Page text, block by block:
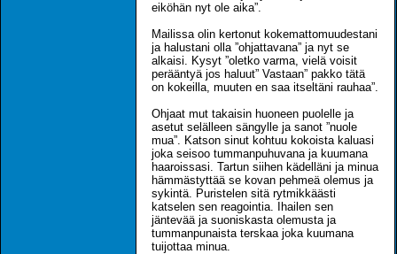
eiköhän nyt ole aika”.
Mailissa olin kertonut kokemattomuudestani
ja halustani olla ”ohjattavana” ja nyt se
alkaisi. Kysyt ”oletko varma, vielä voisit
perääntyä jos haluut” Vastaan” pakko tätä
on kokeilla, muuten en saa itseltäni rauhaa”.
Ohjaat mut takaisin huoneen puolelle ja
asetut selälleen sängylle ja sanot ”nuole
mua”. Katson sinut kohtuu kokoista kaluasi
joka seisoo tummanpuhuvana ja kuumana
haaroissasi. Tartun siihen kädelläni ja minua
hämmästyttää se kovan pehmeä olemus ja
sykintä. Puristelen sitä rytmikkäästi
katselen sen reagointia. Ihailen sen
jäntevää ja suoniskasta olemusta ja
tummanpunaista terskaa joka kuumana
tuijottaa minua.